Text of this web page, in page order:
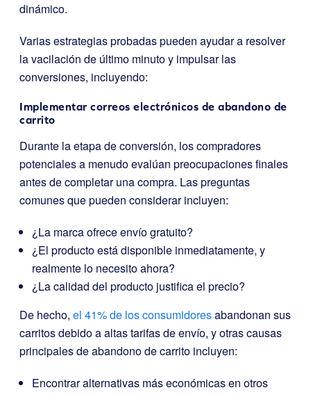
dinámico.
Varias estrategias probadas pueden ayudar a resolver
la vacilación de último minuto y impulsar las
conversiones, incluyendo:
Implementar correos electrónicos de abandono de
carrito
Durante la etapa de conversión, los compradores
potenciales a menudo evalúan preocupaciones finales
antes de completar una compra. Las preguntas
comunes que pueden considerar incluyen:
¿La marca ofrece envío gratuito?
¿El producto está disponible inmediatamente, y
realmente lo necesito ahora?
¿La calidad del producto justifica el precio?
De hecho, el 41% de los consumidoresabandonan sus
carritos debido a altas tarifas de envío, y otras causas
principales de abandono de carrito incluyen:
Encontrar alternativas más económicas en otros